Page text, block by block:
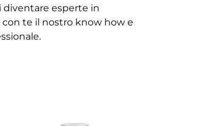
diventare esperte in
con te il nostro know how e